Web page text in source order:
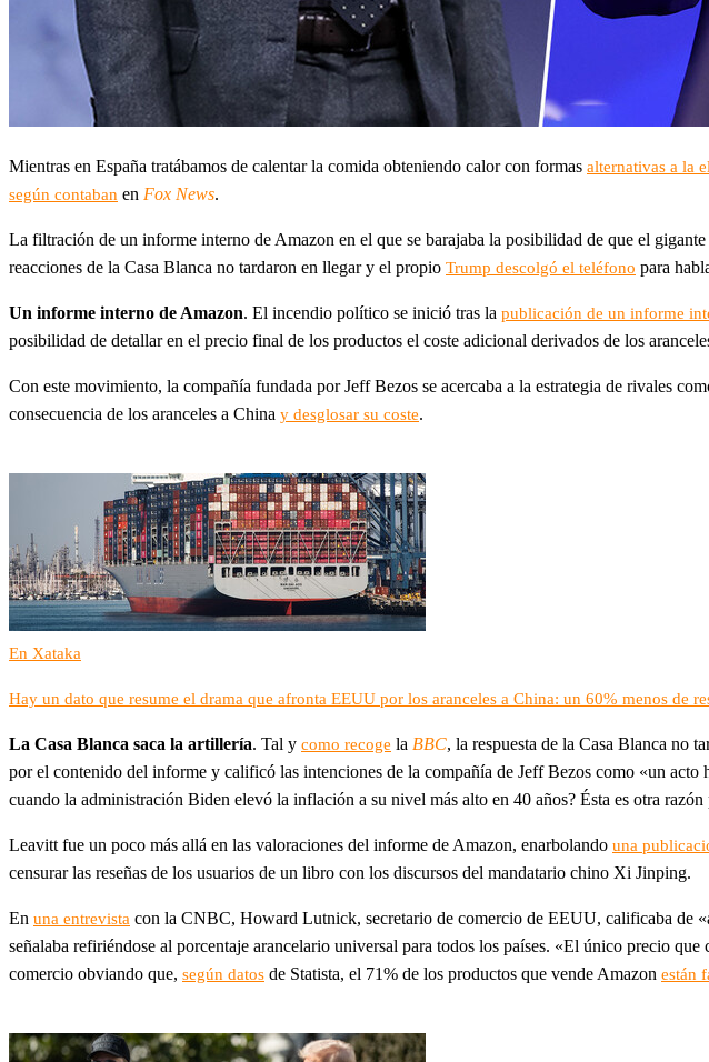
Mientras en España tratábamos de calentar la comida obteniendo calor con formas alternativas a la
según contaban en Fox News.
La filtración de un informe interno de Amazon en el que se barajaba la posibilidad de que el gigante
reacciones de la Casa Blanca no tardaron en llegar y el propio Trump descolgó el teléfono para
Un informe interno de Amazon. El incendio político se inició tras la publicación de un informe
posibilidad de detallar en el precio final de los productos el coste adicional derivados de los
Con este movimiento, la compañía fundada por Jeff Bezos se acercaba a la estrategia de rivales
consecuencia de los aranceles a China y desglosar su coste.
En Xataka
Hay un dato que resume el drama que afronta EEUU por los aranceles a China: un 60% menos de
La Casa Blanca saca la artillería. Tal y como recoge la BBC, la respuesta de la Casa Blanca no
por el contenido del informe y calificó las intenciones de la compañía de Jeff Bezos como «un
cuando la administración Biden elevó la inflación a su nivel más alto en 40 años? Ésta es otra
Leavitt fue un poco más allá en las valoraciones del informe de Amazon, enarbolando una
censurar las reseñas de los usuarios de un libro con los discursos del mandatario chino Xi Jinping.
En una entrevista con la CNBC, Howard Lutnick, secretario de comercio de EEUU, calificaba de
señalaba refiriéndose al porcentaje arancelario universal para todos los países. «El único precio
comercio obviando que, según datos de Statista, el 71% de los productos que vende Amazon están